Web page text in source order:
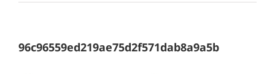
96c96559ed219ae75d2f571dab8a9a5b